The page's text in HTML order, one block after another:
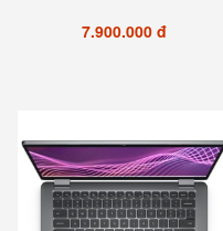
7.900.000 đ